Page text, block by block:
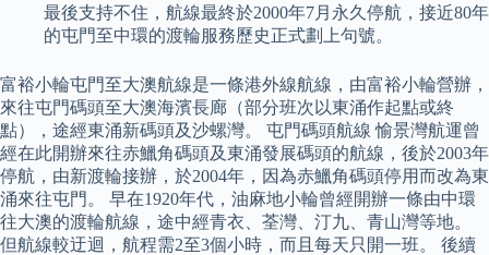
最後支持不住，航線最終於2000年7月永久停航，接近80年
的屯門至中環的渡輪服務歷史正式劃上句號。
富裕小輪屯門至大澳航線是一條港外線航線，由富裕小輪營辦，
來往屯門碼頭至大澳海濱長廊（部分班次以東涌作起點或終
點），途經東涌新碼頭及沙螺灣。 屯門碼頭航線 愉景灣航運曾
經在此開辦來往赤鱲角碼頭及東涌發展碼頭的航線，後於2003年
停航，由新渡輪接辦，於2004年，因為赤鱲角碼頭停用而改為東
涌來往屯門。 早在1920年代，油麻地小輪曾經開辦一條由中環
往大澳的渡輪航線，途中經青衣、荃灣、汀九、青山灣等地。
但航線較迂迴，航程需2至3個小時，而且每天只開一班。 後續